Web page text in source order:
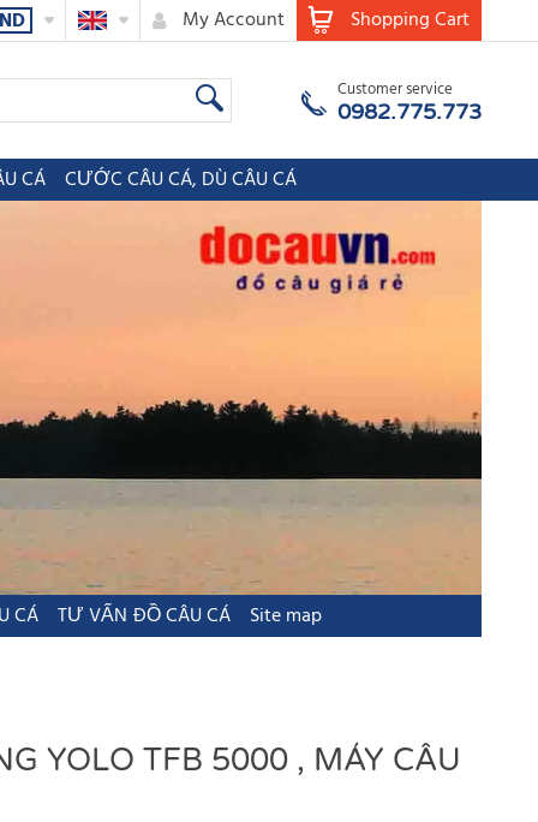
Shopping Cart
My Account
Customer service
0982.775.773
CÁ CƯỚC CÂU CÁ, DÙ CÂU CÁ
CÁ TƯ VẤN ĐỒ CÂU CÁ Site map
YOLO TFB 5000 , MÁY CÂU